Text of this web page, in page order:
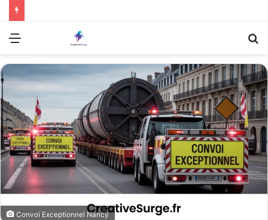
Menu
Convoi Exceptionnel Nancy